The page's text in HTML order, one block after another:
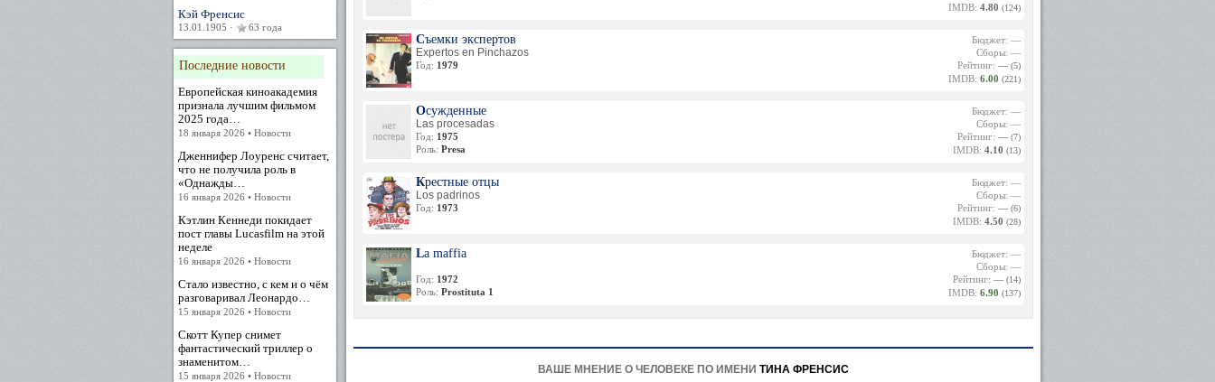
Кэй Френсис
13.01.1905 · 63 года
Последние новости
Европейская киноакадемия
признала лучшим фильмом
2025 года…
18 января 2026 • Новости
Дженнифер Лоуренс считает,
что не получила роль в
«Однажды…
16 января 2026 • Новости
Кэтлин Кеннеди покидает
пост главы Lucasfilm на этой
неделе
16 января 2026 • Новости
Стало известно, с кем и о чём
разговаривал Леонардо…
15 января 2026 • Новости
Скотт Купер снимет
фантастический триллер о
знаменитом…
15 января 2026 • Новости
IMDB: 4.80 (124)
Съемки экспертов
Expertos en Pinchazos
Год: 1979
Бюджет: —
Сборы: —
Рейтинг: — (5)
IMDB: 6.00 (221)
Осужденные
Las procesadas
Год: 1975
Роль: Presa
Бюджет: —
Сборы: —
Рейтинг: — (7)
IMDB: 4.10 (13)
Крестные отцы
Los padrinos
Год: 1973
Бюджет: —
Сборы: —
Рейтинг: — (6)
IMDB: 4.50 (28)
La maffia
Год: 1972
Роль: Prostituta 1
Бюджет: —
Сборы: —
Рейтинг: — (14)
IMDB: 6.90 (137)
ВАШЕ МНЕНИЕ О ЧЕЛОВЕКЕ ПО ИМЕНИ ТИНА ФРЕНСИС